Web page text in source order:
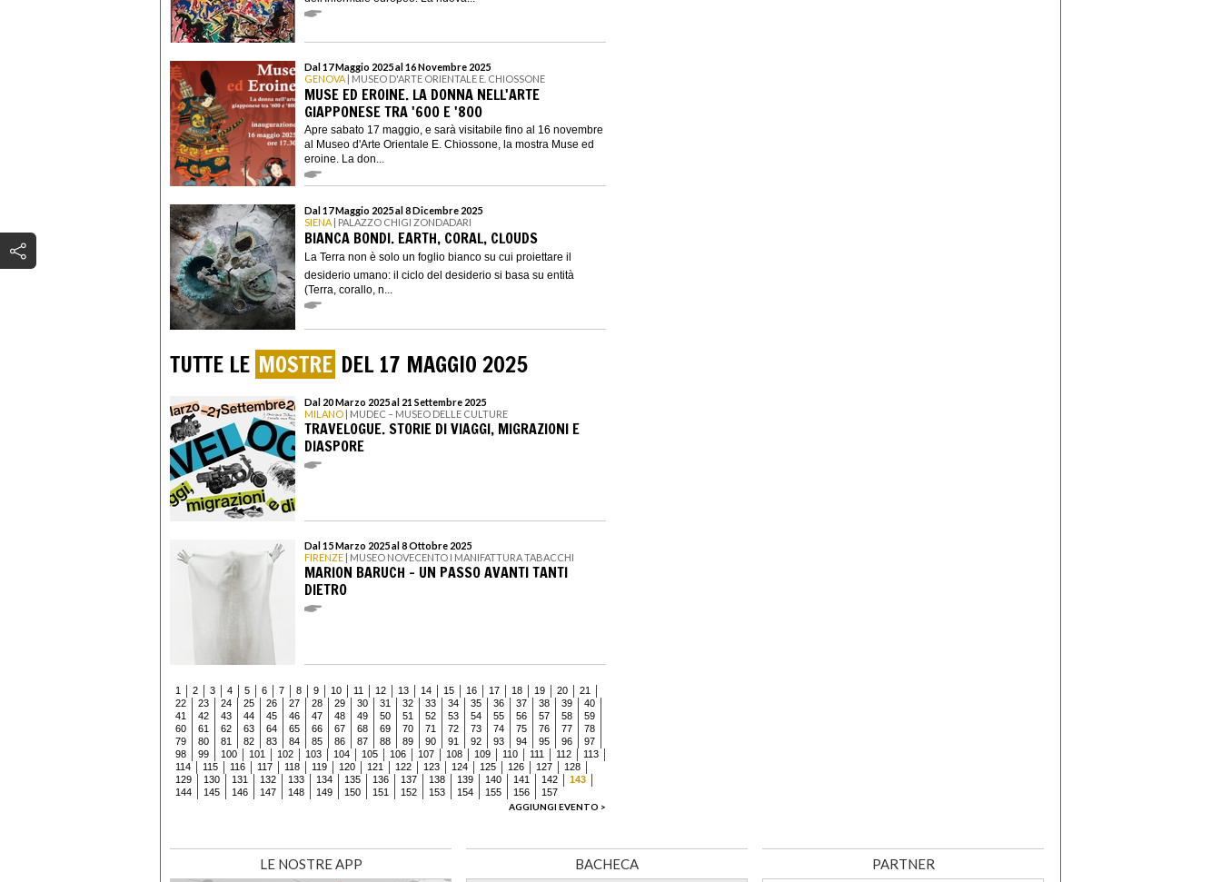
Dal 17 Maggio 2025 al 16 Novembre 2025
GENOVA | MUSEO D'ARTE ORIENTALE E. CHIOSSONE
MUSE ED EROINE. LA DONNA NELL'ARTE
GIAPPONESE TRA '600 E '800
Apre sabato 17 maggio, e sarà visitabile fino al 16 novembre
al Museo d'Arte Orientale E. Chiossone, la mostra Muse ed
eroine. La don...
Dal 17 Maggio 2025 al 8 Dicembre 2025
SIENA | PALAZZO CHIGI ZONDADARI
BIANCA BONDI. EARTH, CORAL, CLOUDS
La Terra non è solo un foglio bianco su cui proiettare il
desiderio umano: il ciclo del desiderio si basa su entità
(Terra, corallo, n...
TUTTE LE MOSTRE DEL 17 MAGGIO 2025
Dal 20 Marzo 2025 al 21 Settembre 2025
MILANO | MUDEC – MUSEO DELLE CULTURE
TRAVELOGUE. STORIE DI VIAGGI, MIGRAZIONI E
DIASPORE
Dal 15 Marzo 2025 al 8 Ottobre 2025
FIRENZE | MUSEO NOVECENTO I MANIFATTURA TABACCHI
MARION BARUCH – UN PASSO AVANTI TANTI
DIETRO
1 2 3 4 5 6 7 8 9 10 11 12 13 14 15 16 17 18 19 20
21
22
23 24 25 26 27 28 29 30 31 32 33 34 35 36 37 38 39
40
41
42 43 44 45 46 47 48 49 50 51 52 53 54 55 56 57 58
59
60
61 62 63 64 65 66 67 68 69 70 71 72 73 74 75 76 77
78
79
80 81 82 83 84 85 86 87 88 89 90 91 92 93 94 95 96
97
98
99 100 101 102 103 104 105 106 107 108 109 110 111 112
113
114
115 116 117 118 119 120 121 122 123 124 125 126 127
128
129
130 131 132 133 134 135 136 137 138 139 140 141 142
143
144
145 146 147 148 149 150 151 152 153 154 155 156
157
AGGIUNGI EVENTO >
LE NOSTRE APP BACHECA PARTNER